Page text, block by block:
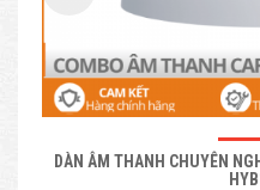
DÀN ÂM THANH CHUYÊN